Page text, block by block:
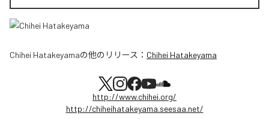
Chihei Hatakeyamaの他のリリース： Chihei Hatakeyama
http://www.chihei.org/
http://chiheihatakeyama.seesaa.net/